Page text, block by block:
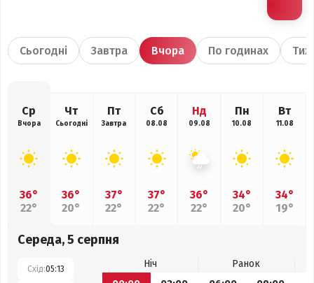
Сьогодні Завтра Вчора По годинах
Ср
Вчора
36°
22°
Чт
Сьогодні
36°
20°
Пт
Завтра
37°
22°
Сб
08.08
37°
22°
Нд
09.08
36°
22°
Пн
10.08
34°
20°
Вт
11.08
34°
19°
Середа, 5 серпня
Схід:05:13 Ніч
Ранок